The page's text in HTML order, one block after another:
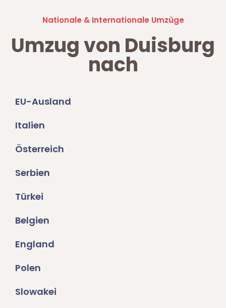
Nationale & Internationale Umzüge
Umzug von Duisburg
nach
EU-Ausland
Italien
Österreich
Serbien
Türkei
Belgien
England
Polen
Slowakei